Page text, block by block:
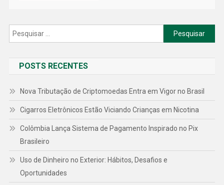
Pesquisar
por:
POSTS RECENTES
Nova Tributação de Criptomoedas Entra em Vigor no Brasil
Cigarros Eletrônicos Estão Viciando Crianças em Nicotina
Colômbia Lança Sistema de Pagamento Inspirado no Pix
Brasileiro
Uso de Dinheiro no Exterior: Hábitos, Desafios e
Oportunidades